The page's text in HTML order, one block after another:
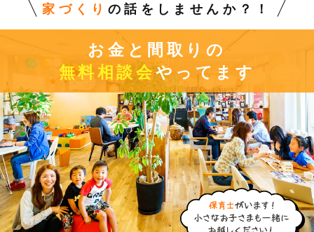
家づくり の話をしませんか？！
お金と間取りの
無料相談会やってます